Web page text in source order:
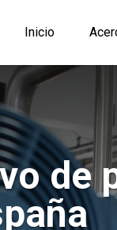
Navegación
Inicio
de